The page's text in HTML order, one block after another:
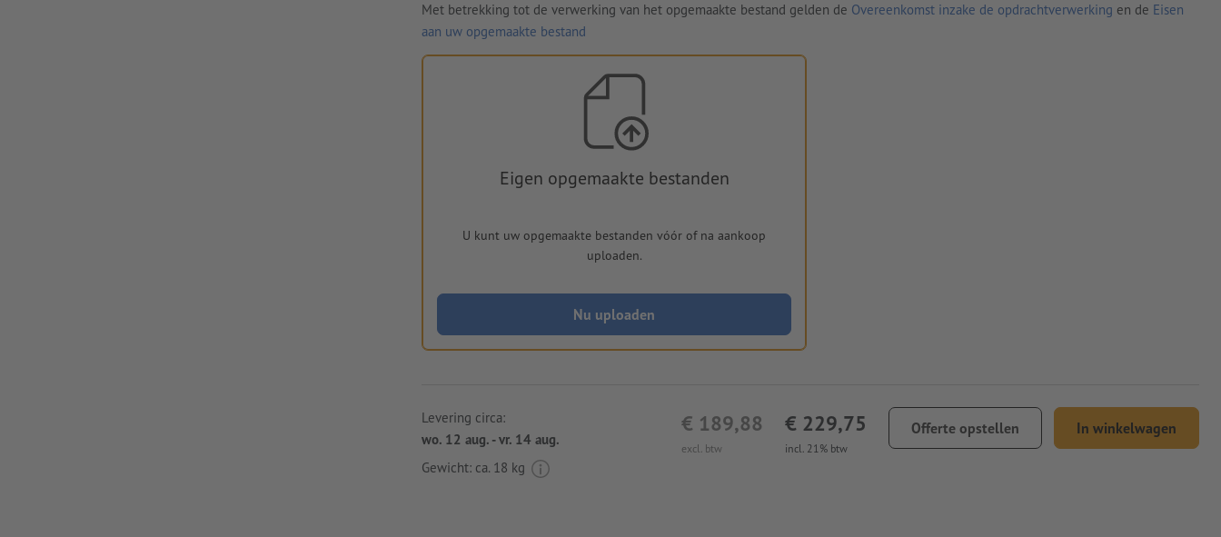
Met betrekking tot de verwerking van het opgemaakte bestand gelden de Overeenkomst inzake de opdrachtverwerking en de Eisen
aan uw opgemaakte bestand
Eigen opgemaakte bestanden
U kunt uw opgemaakte bestanden vóór of na aankoop
uploaden.
Nu uploaden
excl. btw
€ 189,88
incl. 21% btw
€ 229,75 Offerte opstellen In winkelwagen
Levering circa:
wo. 12 aug. - vr. 14 aug.
Gewicht: ca. 18 kg